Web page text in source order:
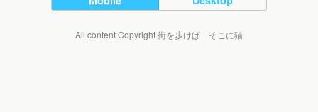
All content Copyright 街を歩けば そこに猫